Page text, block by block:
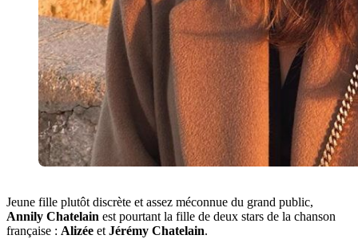
Jeune fille plutôt discrète et assez méconnue du grand public,
Annily Chatelain est pourtant la fille de deux stars de la chanson
française : Alizée et Jérémy Chatelain.